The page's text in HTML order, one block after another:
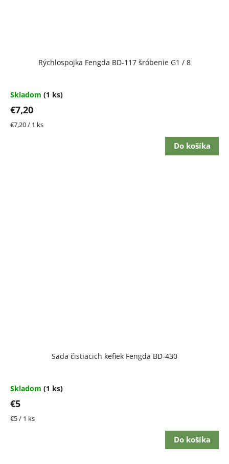
Rýchlospojka Fengda BD-117 šróbenie G1 / 8
Skladom (1 ks)
€7,20
Jednotková
€7,20 / 1 ks
Do košíka
Sada čistiacich kefiek Fengda BD-430
Skladom (1 ks)
€5
Jednotková
€5 / 1 ks
Do košíka